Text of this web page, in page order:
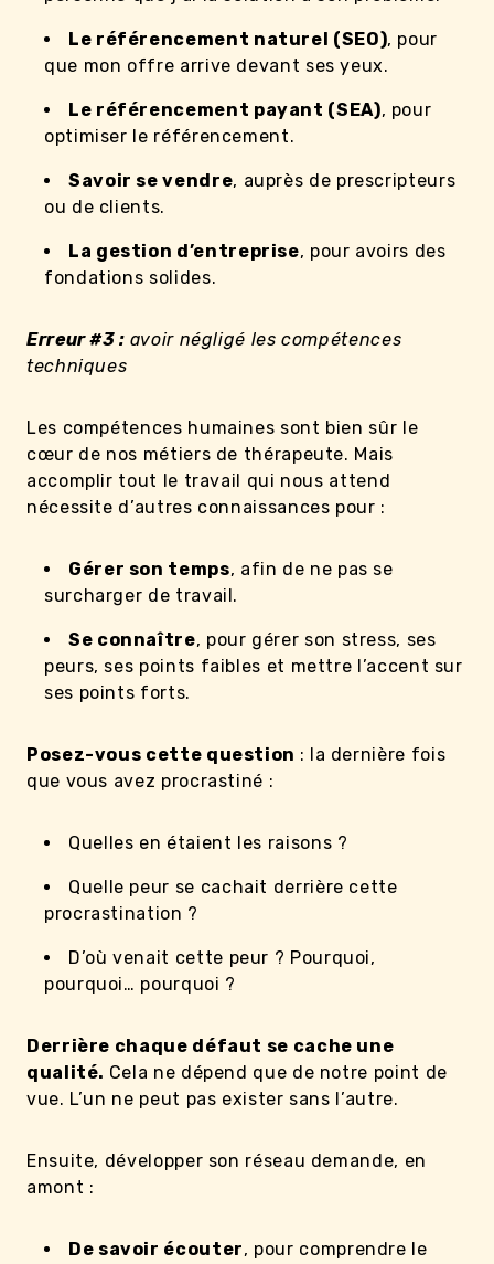
Le référencement naturel (SEO), pour
que mon offre arrive devant ses yeux.
Le référencement payant (SEA), pour
optimiser le référencement.
Savoir se vendre, auprès de prescripteurs
ou de clients.
La gestion d’entreprise, pour avoirs des
fondations solides.
Erreur #3 : avoir négligé les compétences
techniques
Les compétences humaines sont bien sûr le
cœur de nos métiers de thérapeute. Mais
accomplir tout le travail qui nous attend
nécessite d’autres connaissances pour :
Gérer son temps, afin de ne pas se
surcharger de travail.
Se connaître, pour gérer son stress, ses
peurs, ses points faibles et mettre l’accent sur
ses points forts.
Posez-vous cette question : la dernière fois
que vous avez procrastiné :
Quelles en étaient les raisons ?
Quelle peur se cachait derrière cette
procrastination ?
D’où venait cette peur ? Pourquoi,
pourquoi… pourquoi ?
Derrière chaque défaut se cache une
qualité. Cela ne dépend que de notre point de
vue. L’un ne peut pas exister sans l’autre.
Ensuite, développer son réseau demande, en
amont :
De savoir écouter, pour comprendre le